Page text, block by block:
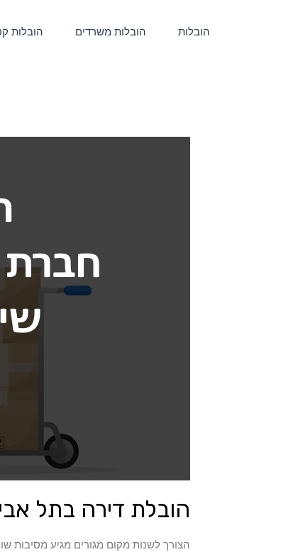
הובלות הובלות משרדים הובלות
הובלת דירה בתל
הצורך לשנות מקום מגורים מגיע מסיבות